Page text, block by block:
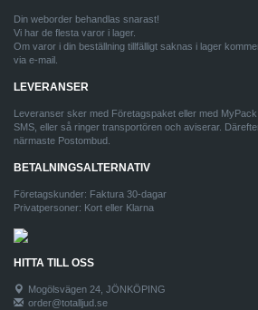
Din weborder behandlas snarast!
Vi har de flesta varor i lager.
Om varor i din beställning tillfälligt saknas i lager
via e-mail.
LEVERANSER
Leveranser sker med Företagspaket eller med
SMS, eller så ringer transportören och aviserar.
närmaste Postombud.
BETALNINGSALTERNATIV
Företagskunder: Faktura 30-dagar
Privatpersoner: Kort eller Klarna
HITTA TILL OSS
Mogölsvägen 24, JÖNKÖPING
order@totalljud.se